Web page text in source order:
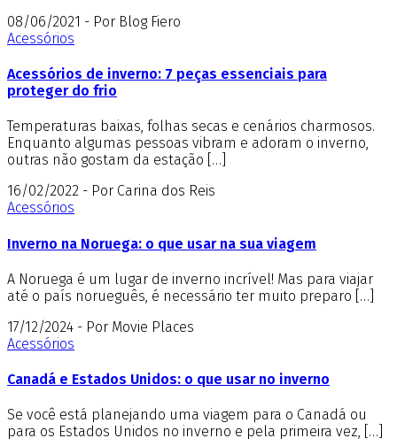
08/06/2021 - Por Blog Fiero
Acessórios
Acessórios de inverno: 7 peças essenciais para
proteger do frio
Temperaturas baixas, folhas secas e cenários charmosos.
Enquanto algumas pessoas vibram e adoram o inverno,
outras não gostam da estação […]
16/02/2022 - Por Carina dos Reis
Acessórios
Inverno na Noruega: o que usar na sua viagem
A Noruega é um lugar de inverno incrível! Mas para viajar
até o país norueguês, é necessário ter muito preparo […]
17/12/2024 - Por Movie Places
Acessórios
Canadá e Estados Unidos: o que usar no inverno
Se você está planejando uma viagem para o Canadá ou
para os Estados Unidos no inverno e pela primeira vez, […]